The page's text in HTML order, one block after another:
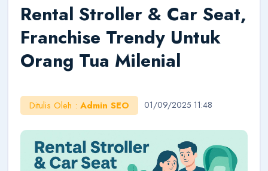
Rental Stroller & Car Seat,
Franchise Trendy Untuk
Orang Tua Milenial
Ditulis Oleh : Admin SEO 01/09/2025 11:48
AI Konsultan
Halo!